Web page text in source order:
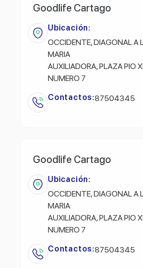
Goodlife Cartago
Ubicación:
OCCIDENTE, DIAGONAL A
MARIA
AUXILIADORA, PLAZA PIO
NUMERO 7
Contactos:87504345
Goodlife Cartago
Ubicación:
OCCIDENTE, DIAGONAL A
MARIA
AUXILIADORA, PLAZA PIO
NUMERO 7
Contactos:87504345